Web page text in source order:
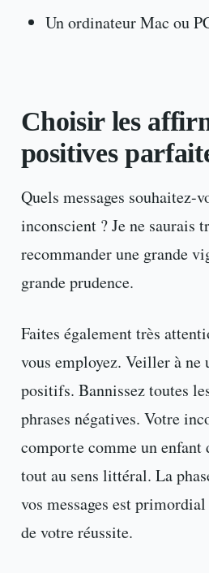
Un ordinateur Mac ou
Choisir les
positives
Quels messages souhaitez-
inconscient ? Je ne saurais
recommander une grande
grande prudence.
Faites également très
vous employez. Veiller à ne
positifs. Bannissez toutes
phrases négatives. Votre
comporte comme un enfant
tout au sens littéral. La
vos messages est
de votre réussite.